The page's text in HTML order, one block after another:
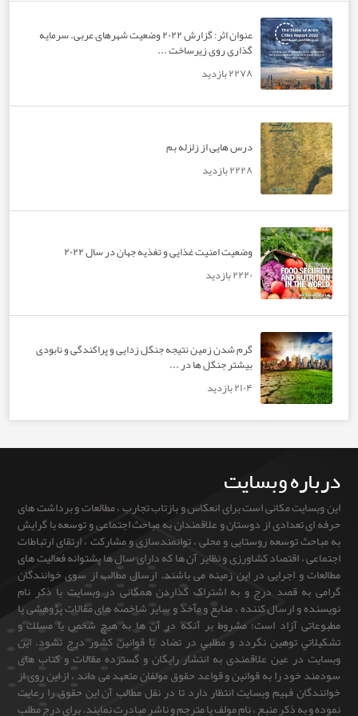
عنوان اثر: گزارش ۲۰۲۲ وضعیت شهرهای عربی. سرمایه
گذاری روی زیرساخت ...
۲۲۷۸ بازدید
درس هایی از زلزله بم
۲۲۲۸ بازدید
وضعیت امنیت غذایی و تغذیه جهان در سال ۲۰۲۲
۲۲۲۰ بازدید
گرم شدن زمین نتیجه جنگل زدایی و پراکندگی و نابودی
بیشتر جنگل ها در ...
۲۱۰۴ بازدید
وبسایت
مکانی است برای انعکاس و بازتاب تجارب ، مطالعات و برداشت های
از دوستان و علاقمندان به مباحث اجتماعی و توسعه با گرایش
توسعه روستایی و محلی ، توانمندسازی و مشارکت ، ارتقای ارتباطات
، اقتصاد کشاورزی و نظایر آن ها که دارای سال ها پشتوانه فعالیت های
و اجرایی در این زمینه می باشند. ارسال مطالب از سوی خوانندگان
قصد درج و به اشتراک گذاردن همگانی در وبسایت با ذکر نام
و ارسال کننده ، منابع و مآخذ و سایر شاخصه های مقالات پژوهشی یا
آزاد است؛ مشروط بر آنكه در آن ها به هيچ شخص يا مسلك و
توهين نگردد و مطلبي در تضاد با قوانين كشور درج نشود. این
عین علاقمندی به انتشار رایگان و گسترده مقالات و کتاب های
را به قوانین و قواعد حقوق مولفان متعهد می داند ، از این روی از
فهیم وبسایت انتظار دارد تا در نقل مطالب آن این حقوق را رعایت
ذکر منبع ، نام مولف یا مترجم و ناشر مبادرت نمایند. برای درج مطلب